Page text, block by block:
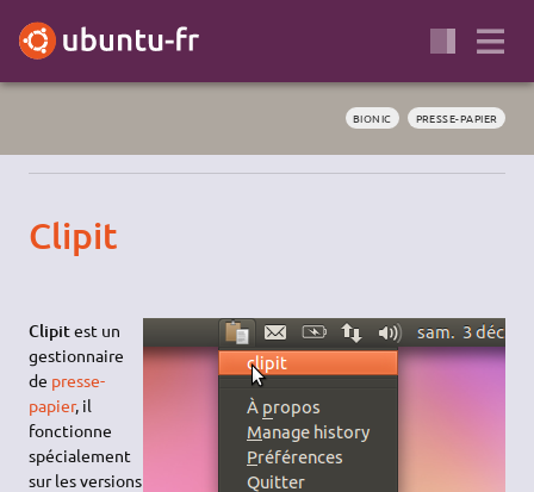
BIONIC PRESSE-PAPIER
Clipit
Clipitest un
gestionnaire
de presse-
papier, il
fonctionne
spécialement
sur les versions